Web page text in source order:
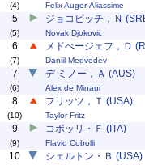
(4) Felix Auger-Aliassime
5
(5)
ジョコビッチ，Ｎ
Novak Djokovic
6
(7)
メドべージェフ，Ｄ
Daniil Medvedev
7
(6)
デ ミノー，Ａ (AUS)
Alex de Minaur
8
(10)
フリッツ，Ｔ (USA)
Taylor Fritz
9
(9)
コボッリ・Ｆ (ITA)
Flavio Cobolli
10 シェルトン・Ｂ (USA)